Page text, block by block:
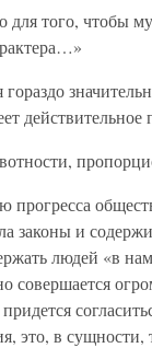
того, чтобы
законы и
людей «в
совершается
это, в